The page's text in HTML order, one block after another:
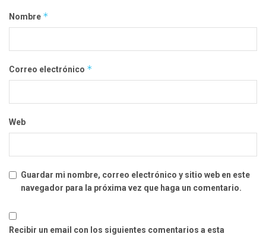
Nombre *
Correo electrónico *
Web
Guardar mi nombre, correo electrónico y sitio web en este
navegador para la próxima vez que haga un comentario.
Recibir un email con los siguientes comentarios a esta